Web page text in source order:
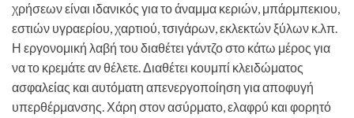
χρήσεων είναι ιδανικός για το άναμμα κεριών, μπάρμπεκιου,
εστιών υγραερίου, χαρτιού, τσιγάρων, εκλεκτών ξύλων κ.λπ.
Η εργονομική λαβή του διαθέτει γάντζο στο κάτω μέρος για
να το κρεμάτε αν θέλετε. Διαθέτει κουμπί κλειδώματος
ασφαλείας και αυτόματη απενεργοποίηση για αποφυγή
υπερθέρμανσης. Χάρη στον ασύρματο, ελαφρύ και φορητό